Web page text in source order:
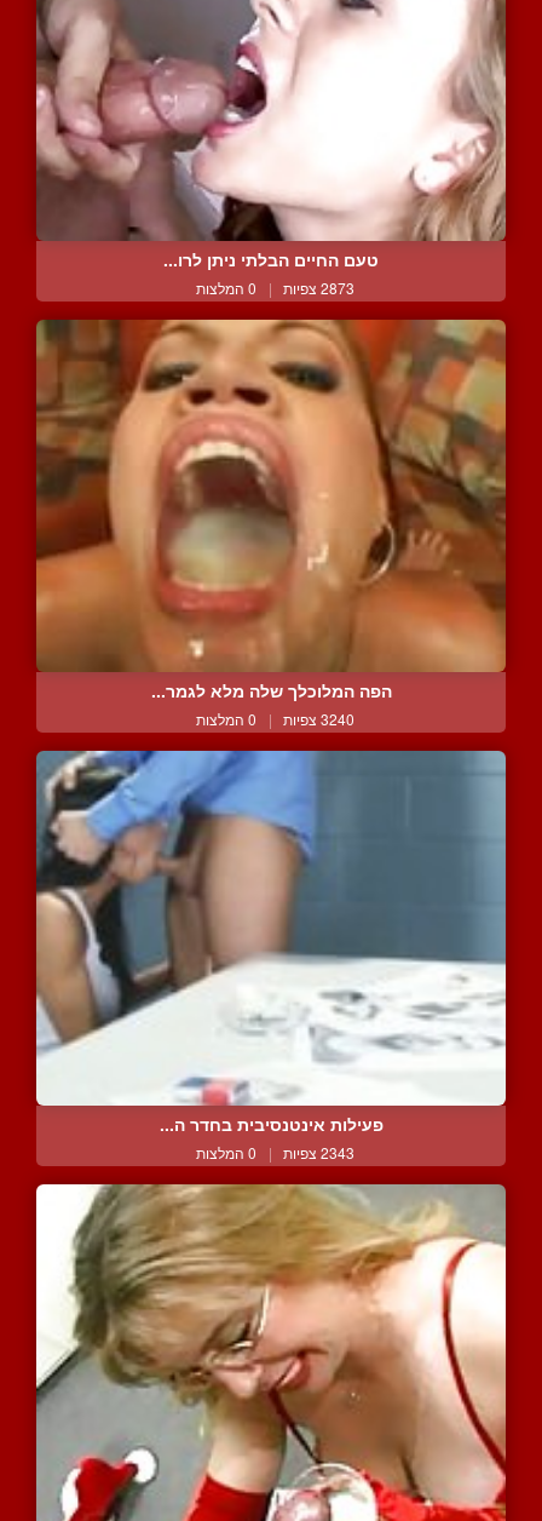
טעם החיים הבלתי ניתן לרו...
2873 צפיות | 0 המלצות
הפה המלוכלך שלה מלא לגמר...
3240 צפיות | 0 המלצות
פעילות אינטנסיבית בחדר ה...
2343 צפיות | 0 המלצות